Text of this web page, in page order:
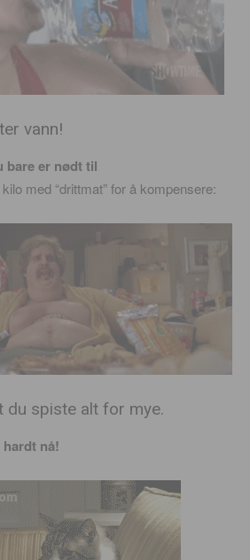
vann!
bare er nødt til
med “drittmat” for å kompensere:
du spiste alt for mye.
nå!